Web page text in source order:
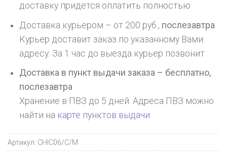
доставку придется оплатить полностью
Доставка курьером – от 200 руб., послезавтра
Курьер доставит заказ по указанному Вами
адресу. За 1 час до выезда курьер позвонит
Доставка в пункт выдачи заказа – бесплатно,
послезавтра
Хранение в ПВЗ до 5 дней. Адреса ПВЗ можно
найти на карте пунктов выдачи
Артикул: CHIC06/C/M